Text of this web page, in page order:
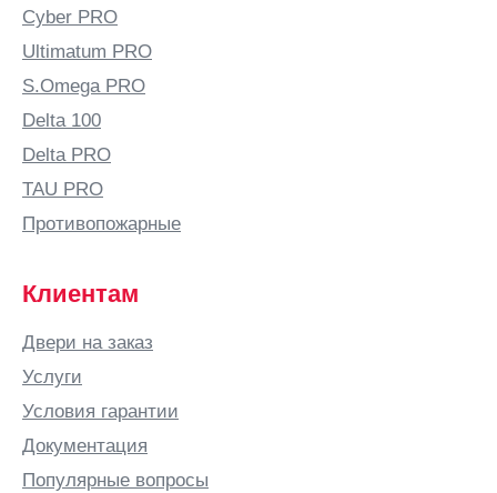
Cyber PRO
Ultimatum PRO
S.Omega PRO
Delta 100
Delta PRO
TAU PRO
Противопожарные
Клиентам
Двери на заказ
Услуги
Условия гарантии
Документация
Популярные вопросы